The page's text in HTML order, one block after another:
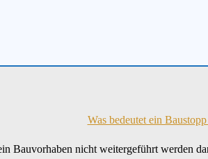
Bauvorhaben nicht weitergeführt werden